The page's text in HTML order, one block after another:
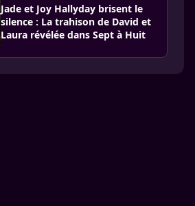
Jade et Joy Hallyday brisent le
silence : La trahison de David et
Laura révélée dans Sept à Huit